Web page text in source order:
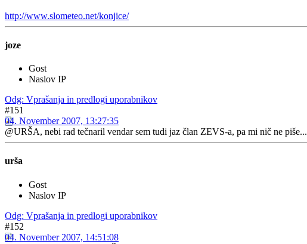
http://www.slometeo.net/konjice/
joze
Gost
Naslov IP
Odg: Vprašanja in predlogi uporabnikov
#151
04. November 2007, 13:27:35
@URŠA, nebi rad tečnaril vendar sem tudi jaz član ZEVS-a, pa mi nič ne piše...
urša
Gost
Naslov IP
Odg: Vprašanja in predlogi uporabnikov
#152
04. November 2007, 14:51:08